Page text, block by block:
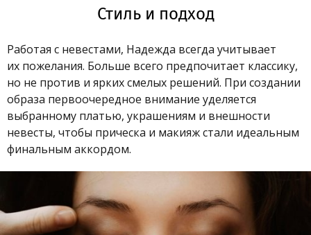
Стиль и подход
Работая с невестами, Надежда всегда учитывает
их пожелания. Больше всего предпочитает классику,
но не против и ярких смелых решений. При создании
образа первоочередное внимание уделяется
выбранному платью, украшениям и внешности
невесты, чтобы прическа и макияж стали идеальным
финальным аккордом.